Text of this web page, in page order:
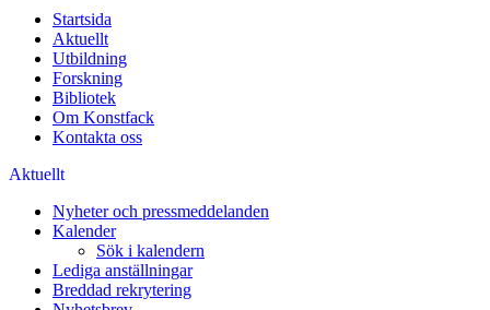
Startsida
Aktuellt
Utbildning
Forskning
Bibliotek
Om Konstfack
Kontakta oss
Aktuellt
Nyheter och pressmeddelanden
Kalender
Sök i kalendern
Lediga anställningar
Breddad rekrytering